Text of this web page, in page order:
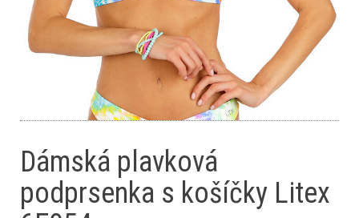
Dámská plavková
podprsenka s košíčky Litex